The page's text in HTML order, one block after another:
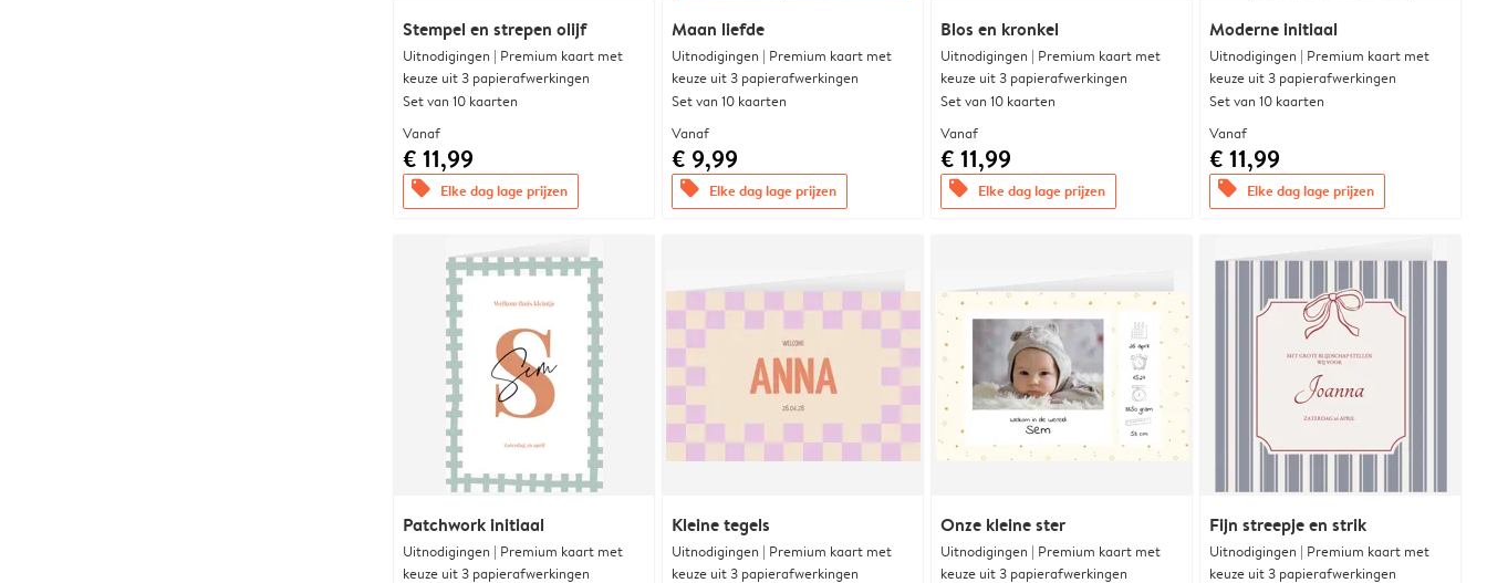
Stempel en strepen olijf
Uitnodigingen | Premium kaart met
keuze uit 3 papierafwerkingen
Set van 10 kaarten
Vanaf
€ 11,99
offers Elke dag lage prijzen
Maan liefde
Uitnodigingen | Premium kaart met
keuze uit 3 papierafwerkingen
Set van 10 kaarten
Vanaf
€ 9,99
offers Elke dag lage prijzen
Blos en kronkel
Uitnodigingen | Premium kaart met
keuze uit 3 papierafwerkingen
Set van 10 kaarten
Vanaf
€ 11,99
offers Elke dag lage prijzen
Moderne initiaal
Uitnodigingen | Premium kaart met
keuze uit 3 papierafwerkingen
Set van 10 kaarten
Vanaf
€ 11,99
offers Elke dag lage prijzen
Patchwork initiaal
Uitnodigingen | Premium kaart met
keuze uit 3 papierafwerkingen
Kleine tegels
Uitnodigingen | Premium kaart met
keuze uit 3 papierafwerkingen
Onze kleine ster
Uitnodigingen | Premium kaart met
keuze uit 3 papierafwerkingen
Fijn streepje en strik
Uitnodigingen | Premium kaart met
keuze uit 3 papierafwerkingen